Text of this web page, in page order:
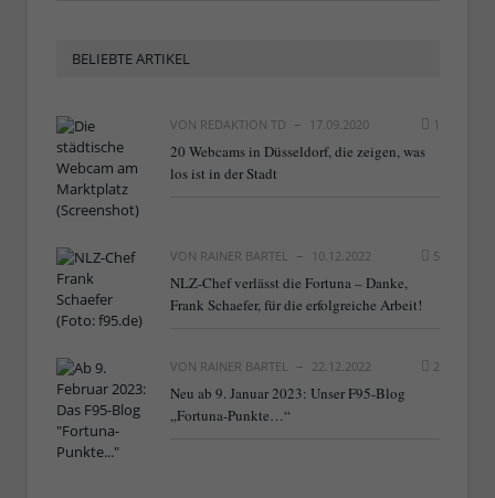
BELIEBTE ARTIKEL
VON REDAKTION TD 17.09.2020 1
20 Webcams in Düsseldorf, die zeigen, was
los ist in der Stadt
VON RAINER BARTEL 10.12.2022 5
NLZ-Chef verlässt die Fortuna – Danke,
Frank Schaefer, für die erfolgreiche Arbeit!
VON RAINER BARTEL 22.12.2022 2
Neu ab 9. Januar 2023: Unser F95-Blog
„Fortuna-Punkte…“